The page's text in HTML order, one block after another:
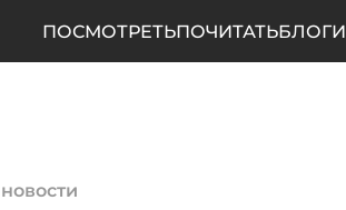
ПОСМОТРЕТЬПОЧИТАТЬБЛОГИ
новости